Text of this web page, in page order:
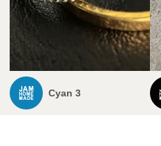
Cyan 3